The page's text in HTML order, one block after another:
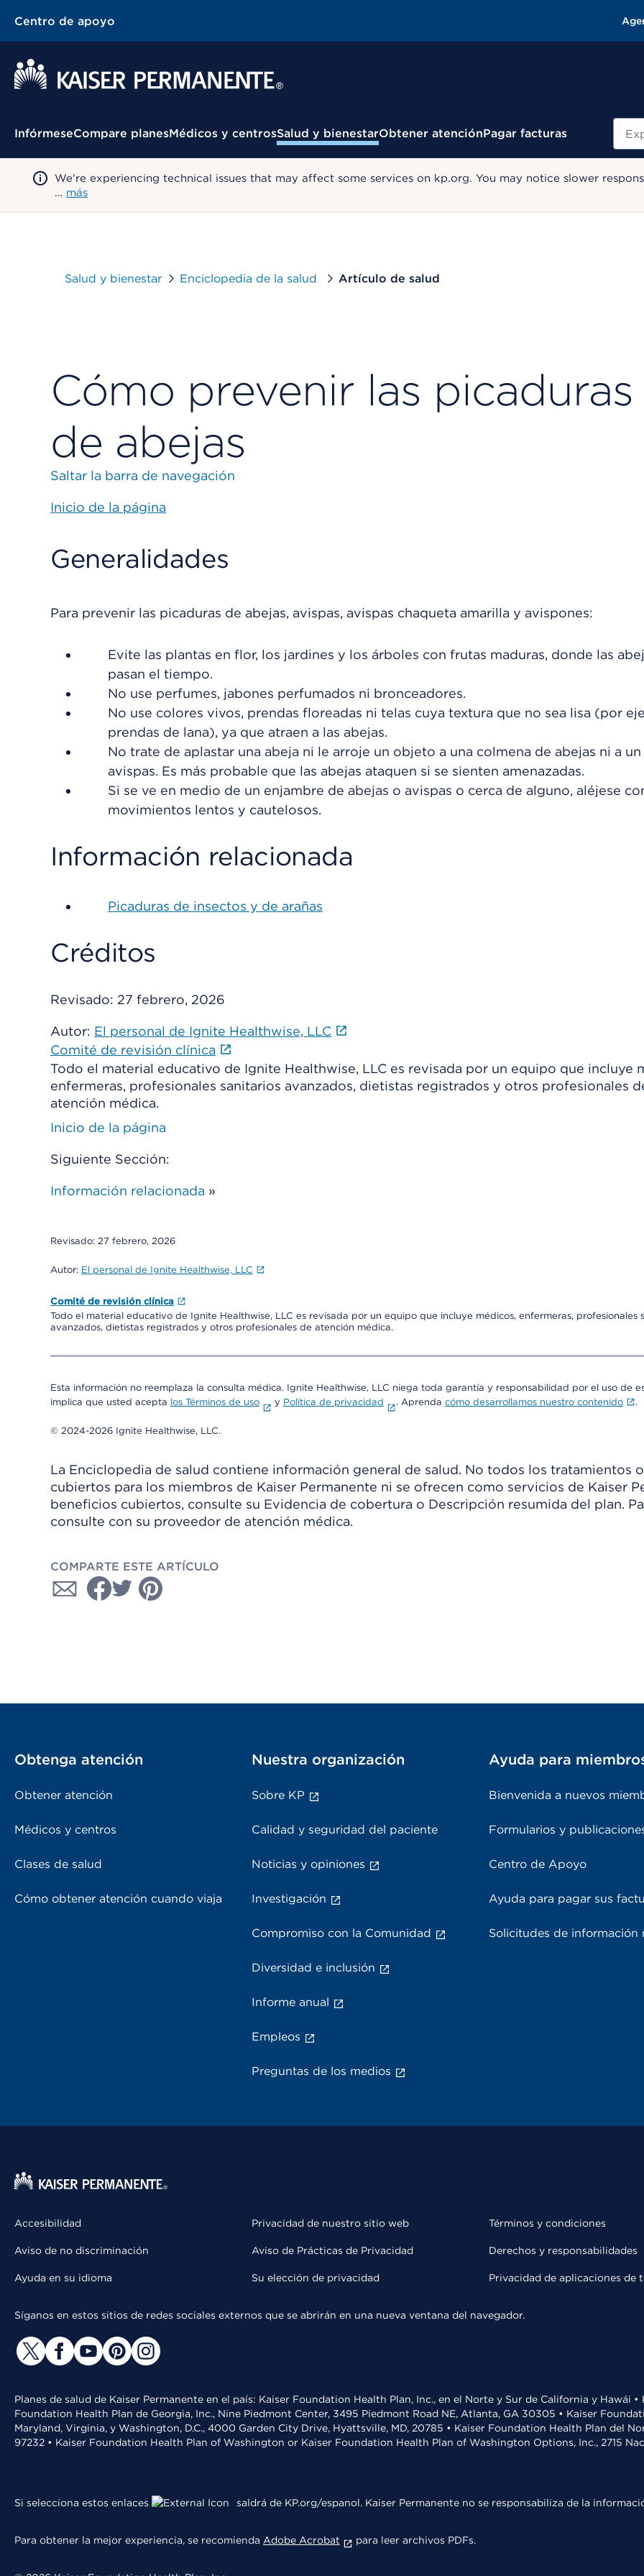
Centro de apoyo
Menú contextual
InfórmeseCompare planesMédicos y centrosSalud y bienestarObtener atenciónPagar facturas
We're experiencing technical issues that may affect some services on kp.org. You may notice slower
… más
Salud y bienestar Enciclopedia de la salud Artículo de salud
Cómo prevenir las picaduras
de abejas
Saltar la barra de navegación
Inicio de la página
Generalidades
Para prevenir las picaduras de abejas, avispas, avispas chaqueta amarilla y avispones:
Evite las plantas en flor, los jardines y los árboles con frutas maduras, donde las
pasan el tiempo.
No use perfumes, jabones perfumados ni bronceadores.
No use colores vivos, prendas floreadas ni telas cuya textura que no sea lisa (por
prendas de lana), ya que atraen a las abejas.
No trate de aplastar una abeja ni le arroje un objeto a una colmena de abejas ni a
avispas. Es más probable que las abejas ataquen si se sienten amenazadas.
Si se ve en medio de un enjambre de abejas o avispas o cerca de alguno, aléjese
movimientos lentos y cautelosos.
Información relacionada
Picaduras de insectos y de arañas
Créditos
Revisado: 27 febrero, 2026
Autor: El personal de Ignite Healthwise, LLC
Comité de revisión clínica
Todo el material educativo de Ignite Healthwise, LLC es revisada por un equipo que incluye
enfermeras, profesionales sanitarios avanzados, dietistas registrados y otros profesionales
atención médica.
Inicio de la página
Siguiente Sección:
Información relacionada »
Revisado: 27 febrero, 2026
Autor: El personal de Ignite Healthwise, LLC
Comité de revisión clínica
Todo el material educativo de Ignite Healthwise, LLC es revisada por un equipo que incluye médicos, enfermeras, profesionales
avanzados, dietistas registrados y otros profesionales de atención médica.
Esta información no reemplaza la consulta médica. Ignite Healthwise, LLC niega toda garantía y responsabilidad por el uso de
implica que usted acepta los Términos de uso y Política de privacidad . Aprenda cómo desarrollamos nuestro contenido .
© 2024-2026 Ignite Healthwise, LLC.
La Enciclopedia de salud contiene información general de salud. No todos los tratamientos
cubiertos para los miembros de Kaiser Permanente ni se ofrecen como servicios de Kaiser
beneficios cubiertos, consulte su Evidencia de cobertura o Descripción resumida del plan.
consulte con su proveedor de atención médica.
COMPARTE ESTE ARTÍCULO
Obtenga atención
Obtener atención
Médicos y centros
Clases de salud
Cómo obtener atención cuando viaja
Nuestra organización
Sobre KP
Calidad y seguridad del paciente
Noticias y opiniones
Investigación
Compromiso con la Comunidad
Diversidad e inclusión
Informe anual
Empleos
Preguntas de los medios
Ayuda para
Bienvenida a nuevos
Formularios y
Centro de Apoyo
Ayuda para pagar sus
Solicitudes de información
Accesibilidad
Aviso de no discriminación
Ayuda en su idioma
Privacidad de nuestro sitio web
Aviso de Prácticas de Privacidad
Su elección de privacidad
Términos y condiciones
Derechos y responsabilidades
Privacidad de aplicaciones de
Síganos en estos sitios de redes sociales externos que se abrirán en una nueva ventana del navegador.
Planes de salud de Kaiser Permanente en el país: Kaiser Foundation Health Plan, Inc., en el Norte y Sur de California y Hawái
Foundation Health Plan de Georgia, Inc., Nine Piedmont Center, 3495 Piedmont Road NE, Atlanta, GA 30305 • Kaiser
Maryland, Virginia, y Washington, D.C., 4000 Garden City Drive, Hyattsville, MD, 20785 • Kaiser Foundation Health Plan del
97232 • Kaiser Foundation Health Plan of Washington or Kaiser Foundation Health Plan of Washington Options, Inc., 2715
Si selecciona estos enlaces saldrá de KP.org/espanol. Kaiser Permanente no se responsabiliza de la
Para obtener la mejor experiencia, se recomienda Adobe Acrobat para leer archivos PDFs.